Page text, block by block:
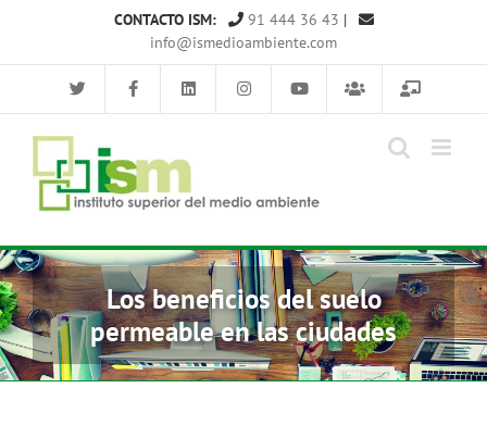
CONTACTO ISM: 91 444 36 43 |
info@ismedioambiente.com
Los beneficios del suelo
permeable en las ciudades